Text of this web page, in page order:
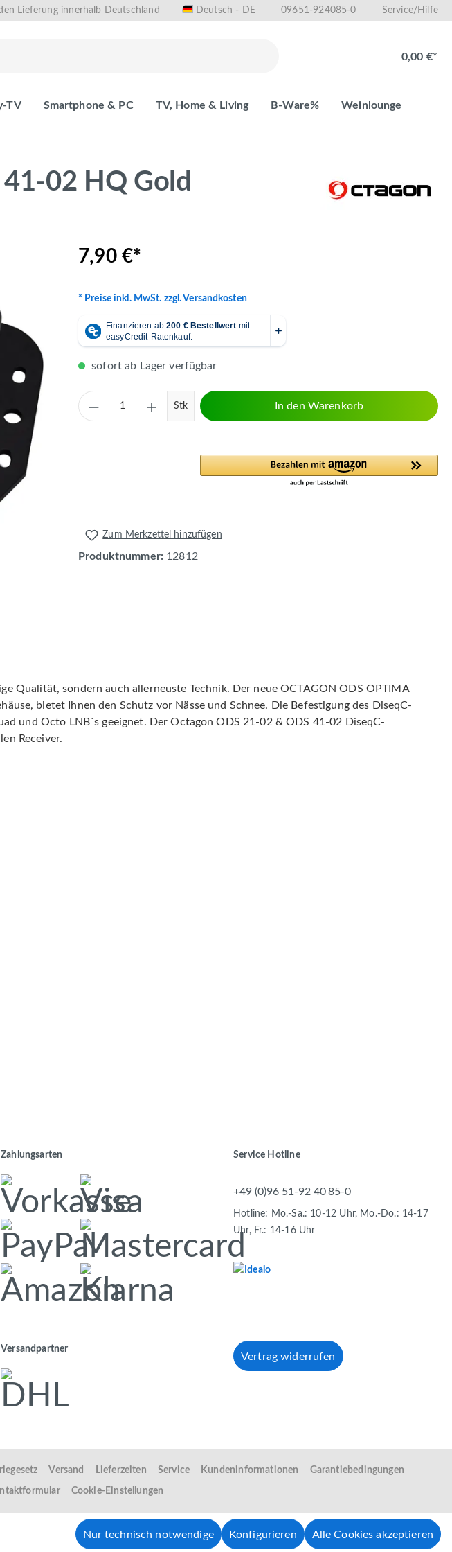
Lieferung innerhalb Deutschland Deutsch - DE 09651-924085-0 Service/Hilfe
0,00 €*
TV Smartphone & PC TV, Home & Living B-Ware% Weinlounge
02 HQ Gold
7,90 €*
* Preise inkl. MwSt. zzgl. Versandkosten
sofort ab Lager verfügbar
Produkt Anzahl: Gib den gewünschten Wert ein
Stk In den Warenkorb
Zum Merkzettel hinzufügen
Produktnummer: 12812
Qualität, sondern auch allerneuste Technik. Der neue OCTAGON ODS OPTIMA
bietet Ihnen den Schutz vor Nässe und Schnee. Die Befestigung des DiseqC-
und Octo LNB`s geeignet. Der Octagon ODS 21-02 & ODS 41-02 DiseqC-
Receiver.
Zahlungsarten
Versandpartner
Service Hotline
+49 (0)96 51-92 40 85-0
Hotline: Mo.-Sa.: 10-12 Uhr, Mo.-Do.: 14-17
Uhr, Fr.: 14-16 Uhr
Vertrag widerrufen
Versand Lieferzeiten Service Kundeninformationen Garantiebedingungen
Cookie-Einstellungen
Nur technisch notwendige Konfigurieren Alle Cookies akzeptieren